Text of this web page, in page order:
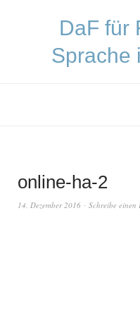
DaF für
Sprache
online-ha-2
14. Dezember 2016 Schreibe einen